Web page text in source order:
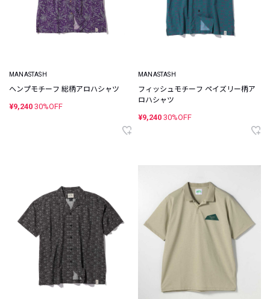
MANASTASH
ヘンプモチーフ 総柄アロハシャツ
¥9,240 30%OFF
MANASTASH
フィッシュモチーフ ペイズリー柄ア
ロハシャツ
¥9,240 30%OFF